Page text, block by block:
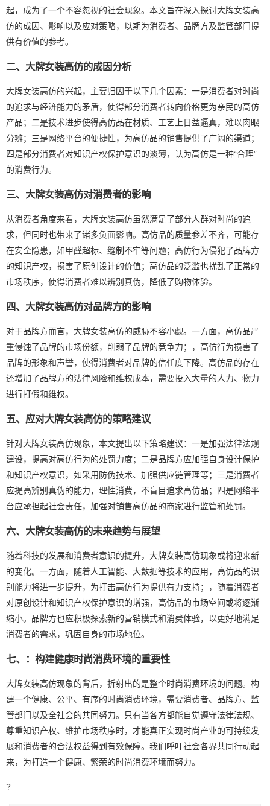
起，成为了一个不容忽视的社会现象。本文旨在深入探讨大牌女装高
仿的成因、影响以及应对策略，以期为消费者、品牌方及监管部门提
供有价值的参考。
二、大牌女装高仿的成因分析
大牌女装高仿的兴起，主要归因于以下几个因素：一是消费者对时尚
的追求与经济能力的矛盾，使得部分消费者转向价格更为亲民的高仿
产品；二是技术进步使得高仿品在材质、工艺上日益逼真，难以肉眼
分辨；三是网络平台的便捷性，为高仿品的销售提供了广阔的渠道；
四是部分消费者对知识产权保护意识的淡薄，认为高仿是一种“合理”
的消费行为。
三、大牌女装高仿对消费者的影响
从消费者角度来看，大牌女装高仿虽然满足了部分人群对时尚的追
求，但同时也带来了诸多负面影响。高仿品的质量参差不齐，可能存
在安全隐患，如甲醛超标、缝制不牢等问题；高仿行为侵犯了品牌方
的知识产权，损害了原创设计的价值；高仿品的泛滥也扰乱了正常的
市场秩序，使得消费者难以辨别真伪，降低了购物体验。
四、大牌女装高仿对品牌方的影响
对于品牌方而言，大牌女装高仿的威胁不容小觑。一方面，高仿品严
重侵蚀了品牌的市场份额，削弱了品牌的竞争力；，高仿行为损害了
品牌的形象和声誉，使得消费者对品牌的信任度下降。高仿品的存在
还增加了品牌方的法律风险和维权成本，需要投入大量的人力、物力
进行打假和维权。
五、应对大牌女装高仿的策略建议
针对大牌女装高仿现象，本文提出以下策略建议：一是加强法律法规
建设，提高对高仿行为的处罚力度；二是品牌方应加强自身设计保护
和知识产权意识，如采用防伪技术、加强供应链管理等；三是消费者
应提高辨别真伪的能力，理性消费，不盲目追求高仿品；四是网络平
台应承担起社会责任，加强对销售高仿品的商家进行监管和处罚。
六、大牌女装高仿的未来趋势与展望
随着科技的发展和消费者意识的提升，大牌女装高仿现象或将迎来新
的变化。一方面，随着人工智能、大数据等技术的应用，高仿品的识
别能力将进一步提升，为打击高仿行为提供有力支持；，随着消费者
对原创设计和知识产权保护意识的增强，高仿品的市场空间或将逐渐
缩小。品牌方也应积极探索新的营销模式和消费体验，以更好地满足
消费者的需求，巩固自身的市场地位。
七、：构建健康时尚消费环境的重要性
大牌女装高仿现象的背后，折射出的是整个时尚消费环境的问题。构
建一个健康、公平、有序的时尚消费环境，需要消费者、品牌方、监
管部门以及全社会的共同努力。只有当各方都能自觉遵守法律法规、
尊重知识产权、维护市场秩序时，才能真正实现时尚产业的可持续发
展和消费者的合法权益得到有效保障。我们呼吁社会各界共同行动起
来，为打造一个健康、繁荣的时尚消费环境而努力。
?